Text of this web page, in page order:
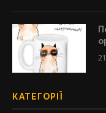
КАТЕГОРІЇ